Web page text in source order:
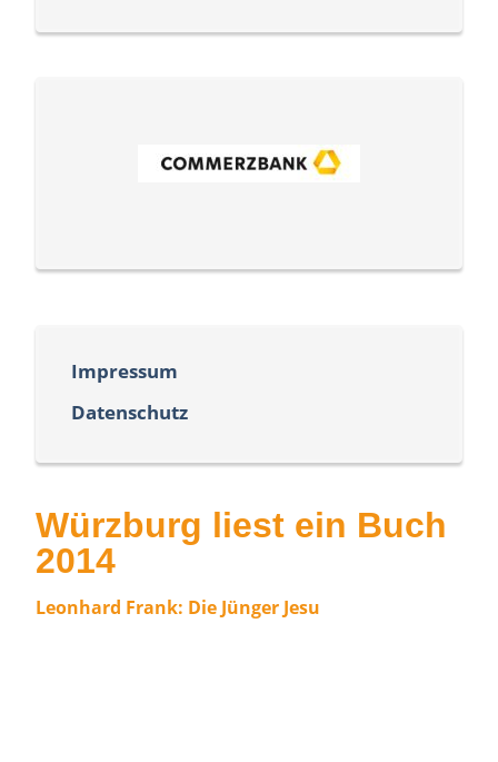
Impressum
Datenschutz
Würzburg liest ein Buch
2014
Leonhard Frank: Die Jünger Jesu